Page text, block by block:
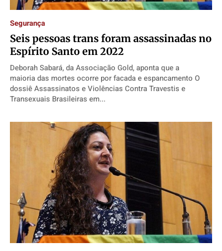
Saúde
Cidades
Direitos
Economia
Cultura
Colunas
Caetano Roque
Jr Mignone (in memorian)
Publicidade Legal
Quem Somos
Expediente
Saúde
Cidades
Direitos
Economia
Cultura
Colunas
Caetano Roque
Jr Mignone (in memorian)
Publicidade Legal
Quem Somos
Expediente
Saúde
Cidades
Direitos
Economia
Cultura
Colunas
Caetano Roque
Jr Mignone (in memorian)
Publicidade Legal
Quem Somos
Expediente
Saúde
Cidades
Direitos
Economia
Cultura
Colunas
Caetano Roque
Jr Mignone (in memorian)
Publicidade Legal
Quem Somos
Expediente
Segurança
Seis pessoas trans foram assassinadas no
Espírito Santo em 2022
Deborah Sabará, da Associação Gold, aponta que a
maioria das mortes ocorre por facada e espancamento O
dossiê Assassinatos e Violências Contra Travestis e
Transexuais Brasileiras em...